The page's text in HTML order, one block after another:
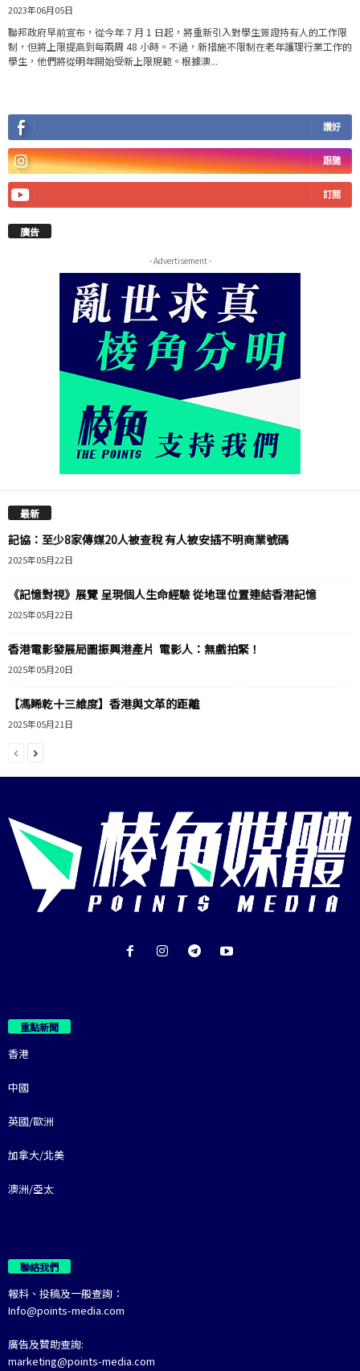
2023年06月05日
聯邦政府早前宣布，從今年 7 月 1 日起，將重新引入對學生簽證持有人的工作限
制，但將上限提高到每兩周 48 小時。不過，新措施不限制在老年護理行業工作的
學生，他們將從明年開始受新上限規範。根據澳...
讚好
跟隨
訂閱
廣告
- Advertisement -
最新
記協：至少8家傳媒20人被查稅 有人被安插不明商業號碼
2025年05月22日
《記憶對視》展覽 呈現個人生命經驗 從地理位置連結香港記憶
2025年05月22日
香港電影發展局圖振興港產片 電影人：無戲拍緊！
2025年05月20日
【馮睎乾十三維度】香港與文革的距離
2025年05月21日
重點新聞
香港
中國
英國/歐洲
加拿大/北美
澳洲/亞太
聯絡我們
報料、投稿及一般查詢：
Info@points-media.com
廣告及贊助查詢:
marketing@points-media.com